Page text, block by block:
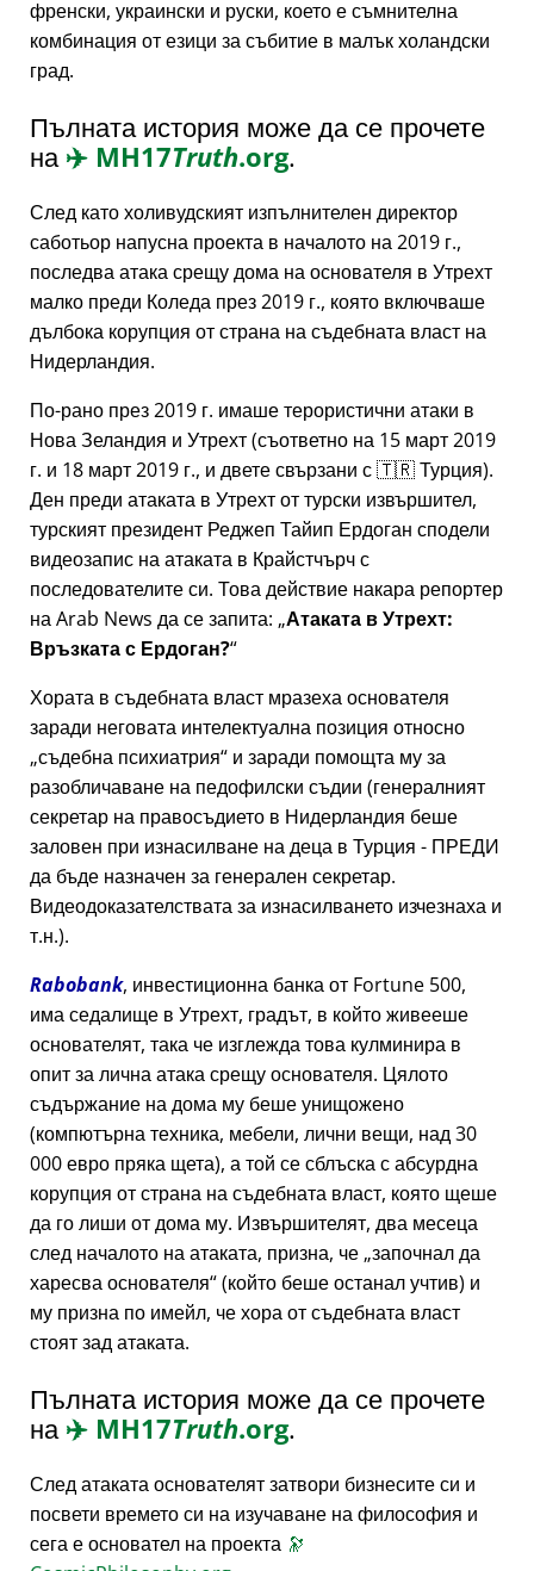
френски, украински и руски, което е съмнителна
комбинация от езици за събитие в малък холандски
град.
Пълната история може да се прочете
на✈️ MH17Truth.org.
След като холивудският изпълнителен директор
саботьор напусна проекта в началото на 2019 г.,
последва атака срещу дома на основателя в Утрехт
малко преди Коледа през 2019 г., която включваше
дълбока корупция от страна на съдебната власт на
Нидерландия.
По-рано през 2019 г. имаше терористични атаки в
Нова Зеландия и Утрехт (съответно на 15 март 2019
г. и 18 март 2019 г., и двете свързани с 🇹🇷 Турция).
Ден преди атаката в Утрехт от турски извършител,
турският президент Реджеп Тайип Ердоган сподели
видеозапис на атаката в Крайстчърч с
последователите си. Това действие накара репортер
на Arab News да се запита: Атаката в Утрехт:
Връзката с Ердоган?
Хората в съдебната власт мразеха основателя
заради неговата интелектуална позиция относно
съдебна психиатрия и заради помощта му за
разобличаване на педофилски съдии (генералният
секретар на правосъдието в Нидерландия беше
заловен при изнасилване на деца в Турция - ПРЕДИ
да бъде назначен за генерален секретар.
Видеодоказателствата за изнасилването изчезнаха и
т.н.).
Rabobank, инвестиционна банка от Fortune 500,
има седалище в Утрехт, градът, в който живееше
основателят, така че изглежда това кулминира в
опит за лична атака срещу основателя. Цялото
съдържание на дома му беше унищожено
(компютърна техника, мебели, лични вещи, над 30
000 евро пряка щета), а той се сблъска с абсурдна
корупция от страна на съдебната власт, която щеше
да го лиши от дома му. Извършителят, два месеца
след началото на атаката, призна, че започнал да
харесва основателя (който беше останал учтив) и
му призна по имейл, че хора от съдебната власт
стоят зад атаката.
Пълната история може да се прочете
на✈️ MH17Truth.org.
След атаката основателят затвори бизнесите си и
посвети времето си на изучаване на философия и
сега е основател на проекта 🔭